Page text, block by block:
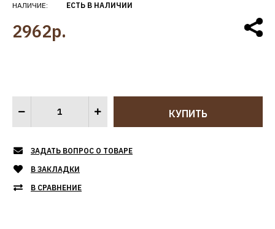
НАЛИЧИЕ:
ЕСТЬ В НАЛИЧИИ
2962р.
ЗАДАТЬ ВОПРОС О ТОВАРЕ
В ЗАКЛАДКИ
В СРАВНЕНИЕ